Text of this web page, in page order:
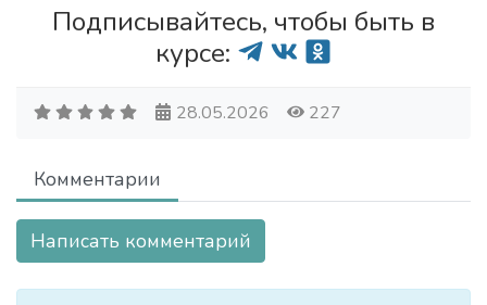
Подписывайтесь, чтобы быть в
курсе:
28.05.2026 227
Комментарии
Написать комментарий